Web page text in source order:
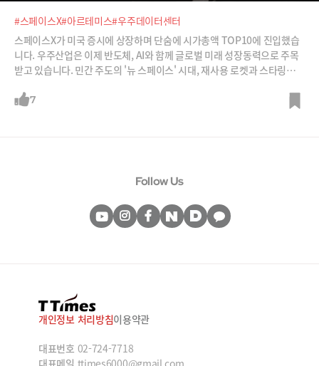
#스페이스X#아르테미스#우주데이터센터
스페이스X가 미국 증시에 상장하며 단숨에 시가총액 TOP10에 진입했습
니다. 우주산업은 이제 반도체, AI와 함께 글로벌 미래 성장동력으로 주목
받고 있습니다. 민간 주도의 '뉴 스페이스' 시대, 재사용 로켓과 스타링크
표, 최용식 아웃스탠딩 창업자와 함께 분석해 봅니다.
7
Follow Us
개인정보 처리방침이용약관
대표번호 02-724-7718